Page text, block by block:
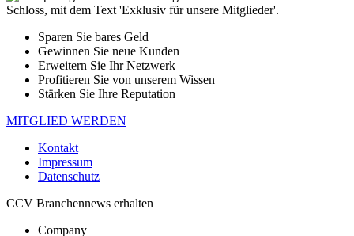
Sparen Sie bares Geld
Gewinnen Sie neue Kunden
Erweitern Sie Ihr Netzwerk
Profitieren Sie von unserem Wissen
Stärken Sie Ihre Reputation
MITGLIED WERDEN
Kontakt
Impressum
Datenschutz
CCV Branchennews erhalten
Company